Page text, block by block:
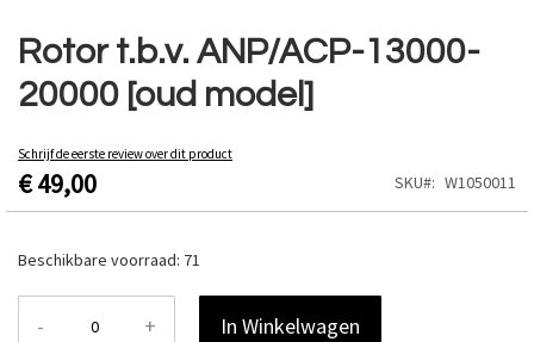
Rotor t.b.v. ANP/ACP-13000-
20000 [oud model]
Schrijf de eerste review over dit product
€ 49,00 SKU W1050011
Beschikbare voorraad: 71
- + In Winkelwagen
naar
het
begin
van
afbeeldingen-
gallerij